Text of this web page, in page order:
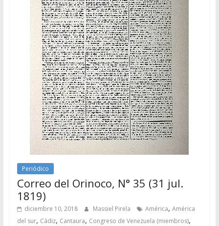
Periódico
Correo del Orinoco, N° 35 (31 jul.
1819)
diciembre 10, 2018 Massiel Pirela América, América
del sur, Cádiz, Cantaura, Congreso de Venezuela (miembros),